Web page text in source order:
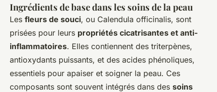
Ingrédients de base dans les soins de la peau
Les fleurs de souci, ou Calendula officinalis, sont
prisées pour leurs propriétés cicatrisantes et anti-
inflammatoires. Elles contiennent des triterpènes,
antioxydants puissants, et des acides phénoliques,
essentiels pour apaiser et soigner la peau. Ces
composants sont souvent intégrés dans des soins